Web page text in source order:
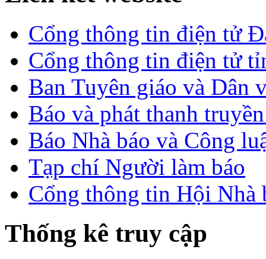
Cổng thông tin điện tử
Cổng thông tin điện tử
Ban Tuyên giáo và Dân
Báo và phát thanh
Báo Nhà báo và Công
Tạp chí Người làm báo
Cổng thông tin Hội Nhà
Thống kê truy cập